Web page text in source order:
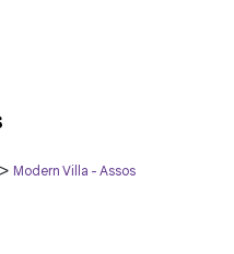
> Modern Villa - Assos